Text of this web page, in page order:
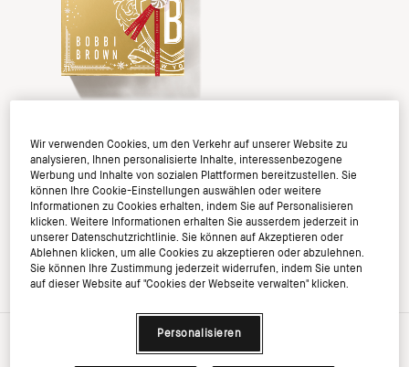
Wir verwenden Cookies, um den Verkehr auf unserer Website zu
analysieren, Ihnen personalisierte Inhalte, interessenbezogene
Werbung und Inhalte von sozialen Plattformen bereitzustellen. Sie
können Ihre Cookie-Einstellungen auswählen oder weitere
Informationen zu Cookies erhalten, indem Sie auf Personalisieren
klicken. Weitere Informationen erhalten Sie ausserdem jederzeit in
unserer Datenschutzrichtlinie. Sie können auf Akzeptieren oder
Ablehnen klicken, um alle Cookies zu akzeptieren oder abzulehnen.
Sie können Ihre Zustimmung jederzeit widerrufen, indem Sie unten
auf dieser Website auf "Cookies der Webseite verwalten" klicken.
Personalisieren